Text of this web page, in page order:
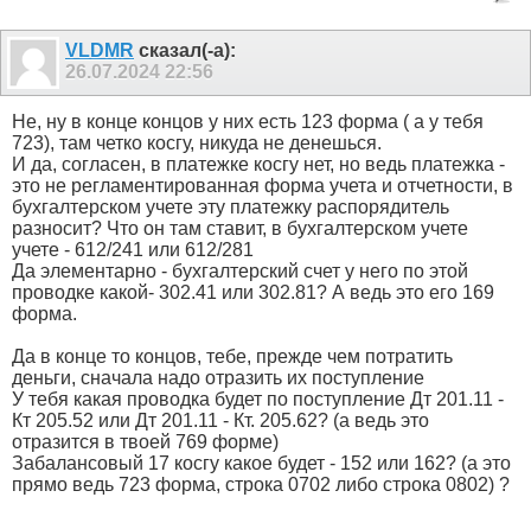
VLDMR сказал(-а):
26.07.2024 22:56
Не, ну в конце концов у них есть 123 форма ( а у тебя
723), там четко косгу, никуда не денешься.
И да, согласен, в платежке косгу нет, но ведь платежка -
это не регламентированная форма учета и отчетности, в
бухгалтерском учете эту платежку распорядитель
разносит? Что он там ставит, в бухгалтерском учете
учете - 612/241 или 612/281
Да элементарно - бухгалтерский счет у него по этой
проводке какой- 302.41 или 302.81? А ведь это его 169
форма.
Да в конце то концов, тебе, прежде чем потратить
деньги, сначала надо отразить их поступление
У тебя какая проводка будет по поступление Дт 201.11 -
Кт 205.52 или Дт 201.11 - Кт. 205.62? (а ведь это
отразится в твоей 769 форме)
Забалансовый 17 косгу какое будет - 152 или 162? (а это
прямо ведь 723 форма, строка 0702 либо строка 0802) ?